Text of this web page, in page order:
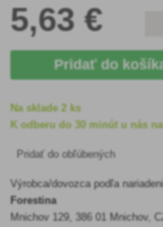
5,63 €
Pridať do
Na sklade 2 ks
K odberu do 30 minút u nás
Pridať do obľúbených
Výrobca/dovozca podľa
Forestina
Mnichov 129, 386 01 Mnichov,